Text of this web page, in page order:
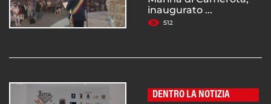
inaugurato ...
512
DENTRO LA NOTIZIA